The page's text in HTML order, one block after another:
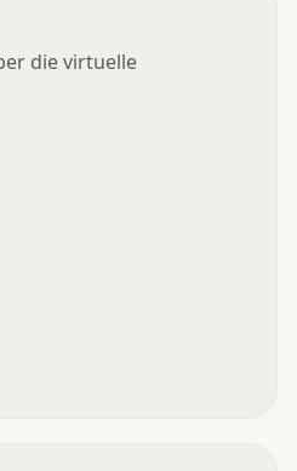
die virtuelle